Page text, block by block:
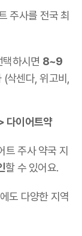
주사를 전국 최
하시면 8~9
삭센다, 위고비,
다이어트약
트 주사 약국 지
할 수 있어요.
도 다양한 지역